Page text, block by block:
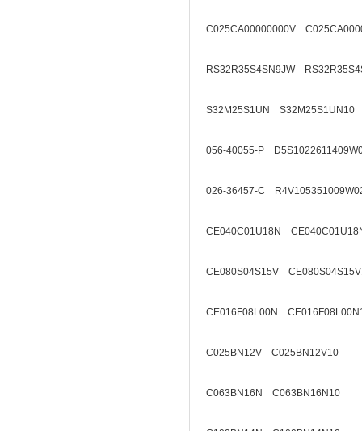
C025CA00000000V
RS32R35S4SN9JW
S32M25S1UN S32M25S1UN10
056-40055-P
026-36457-C
CE040C01U18N
CE080S04S15V
CE016F08L00N
C025BN12V C025BN12V10
C063BN16N C063BN16N10